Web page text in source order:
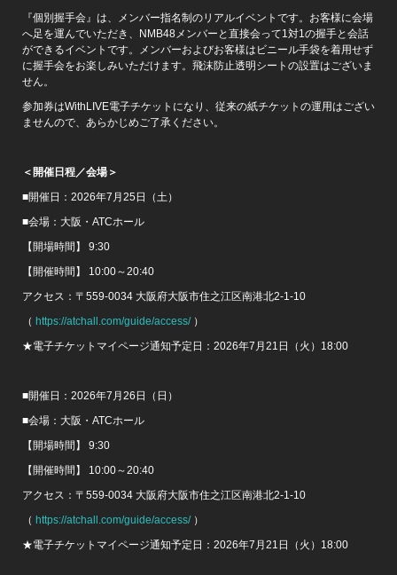
『個別握手会』は、メンバー指名制のリアルイベントです。お客様に会場
へ足を運んでいただき、NMB48メンバーと直接会って1対1の握手と会話
ができるイベントです。メンバーおよびお客様はビニール手袋を着用せず
に握手会をお楽しみいただけます。飛沫防止透明シートの設置はございま
せん。
参加券はWithLIVE電子チケットになり、従来の紙チケットの運用はござい
ませんので、あらかじめご了承ください。
＜開催日程／会場＞
■開催日：2026年7月25日（土）
■会場：大阪・ATCホール
【開場時間】 9:30
【開催時間】 10:00～20:40
アクセス：〒559-0034 大阪府大阪市住之江区南港北2-1-10
（ https://atchall.com/guide/access/）
★電子チケットマイページ通知予定日：2026年7月21日（火）18:00
■開催日：2026年7月26日（日）
■会場：大阪・ATCホール
【開場時間】 9:30
【開催時間】 10:00～20:40
アクセス：〒559-0034 大阪府大阪市住之江区南港北2-1-10
（ https://atchall.com/guide/access/）
★電子チケットマイページ通知予定日：2026年7月21日（火）18:00